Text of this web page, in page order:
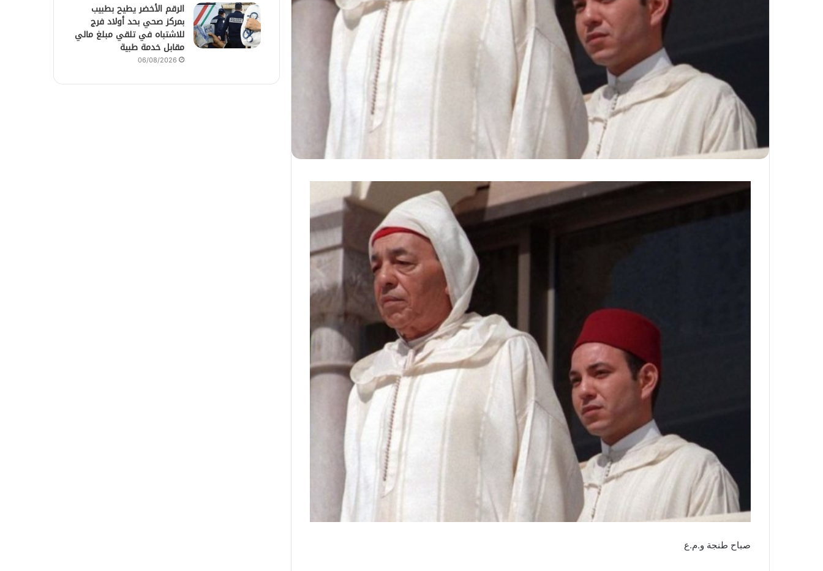
صباح طنجة و.م.ع
الرقم الأخضر يطيح بطبيب
بمركز صحي بحد أولاد فرج
للاشتباه في تلقي مبلغ مالي
مقابل خدمة طبية
06/08/2026